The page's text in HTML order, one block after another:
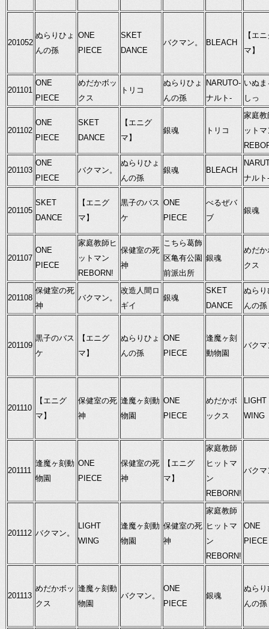
201052
ぬらりひょ
んの孫
ONE
PIECE
SKET
DANCE
バクマン。 BLEACH
【エ
マ】
201101
ONE
PIECE
めだかボッ
クス
トリコ
ぬらりひょ
んの孫
NARUTO-
ナルト-
いぬ
しっ
201102
ONE
PIECE
SKET
DANCE
【エニグ
マ】
銀魂 トリコ
家庭教
ットマ
201103
ONE
PIECE
バクマン。
ぬらりひょ
んの孫
銀魂 BLEACH
ナルト-
201105
SKET
DANCE
【エニグ
マ】
黒子のバス
ケ
ONE
PIECE
べるぜバ
ブ
銀魂
201107
ONE
PIECE
家庭教師ヒ
ットマン
REBORN!
保健室の死
神
こちら葛飾
区亀有公園
前派出所
銀魂
めだか
クス
201108
保健室の死
神
バクマン。
改造人間ロ
ギイ
銀魂
SKET
DANCE
ぬらり
んの孫
201109
黒子のバス
ケ
【エニグ
マ】
ぬらりひょ
んの孫
ONE
PIECE
逢魔ヶ刻
動物園
バクマ
201110
【エニグ
マ】
保健室の死
神
逢魔ヶ刻動
物園
ONE
PIECE
めだかボ
ックス
LIGHT
WING
201111
逢魔ヶ刻動
物園
ONE
PIECE
保健室の死
神
【エニグ
マ】
家庭教師
ヒットマ
ン
REBORN!
バクマ
201112 バクマン。
LIGHT
WING
逢魔ヶ刻動
物園
保健室の死
神
家庭教師
ヒットマ
ン
REBORN!
ONE
PIECE
201113
めだかボッ
クス
逢魔ヶ刻動
物園
バクマン。
ONE
PIECE
銀魂
ぬらり
んの孫